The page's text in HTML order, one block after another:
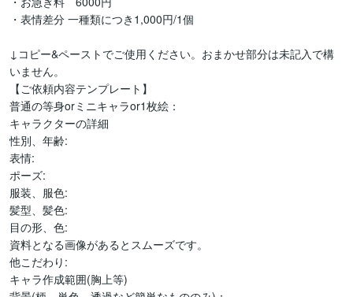
・表情差分 一種類につき1,000円/1個
↓コピー&ペーストでご使用ください。おまかせ部分は未記入で構
いません。
【ご依頼内容テンプレート】
普通の等身orミニキャラor1枚絵：
キャラクターの詳細
性別、年齢:
表情:
ポーズ:
服装、服色:
髪型、髪色:
目の形、色:
資料となる画像があるとスムーズです。
他こだわり:
キャラ作成範囲(胸上等)